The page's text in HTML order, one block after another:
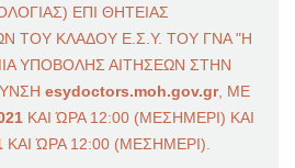
ΕΠΙ ΘΗΤΕΙΑΣ
ΤΟΥ ΚΛΑΔΟΥ Ε.Σ.Υ. ΤΟΥ ΓΝΑ "Η
ΥΠΟΒΟΛΗΣ ΑΙΤΗΣΕΩΝ ΣΤΗΝ
esydoctors.moh.gov.gr, ΜΕ
ΚΑΙ ΏΡΑ 12:00 (ΜΕΣΗΜΕΡΙ) ΚΑΙ
ΚΑΙ ΏΡΑ 12:00 (ΜΕΣΗΜΕΡΙ).